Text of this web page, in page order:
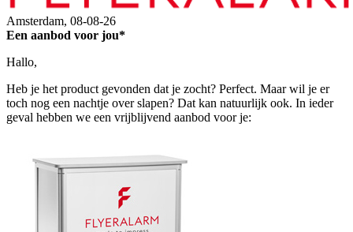
Amsterdam, 08-08-26
Een aanbod voor jou*
Hallo,
Heb je het product gevonden dat je zocht? Perfect. Maar wil je er
toch nog een nachtje over slapen? Dat kan natuurlijk ook. In ieder
geval hebben we een vrijblijvend aanbod voor je: